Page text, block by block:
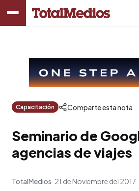
Capacitación Comparte esta nota
Seminario de
agencias de viajes
TotalMedios 21 de Noviembre del 2017